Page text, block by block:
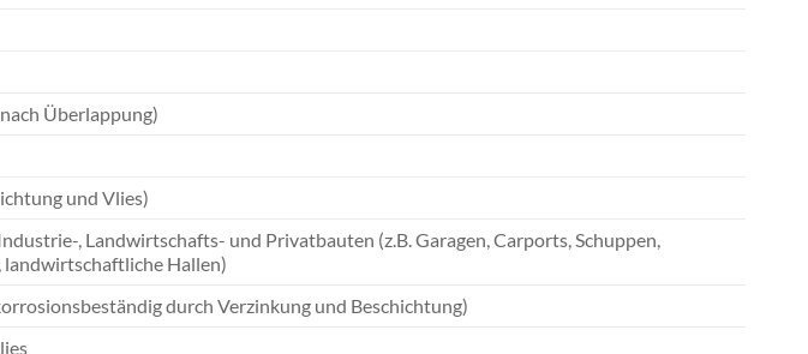
Überlappung)
und Vlies)
, Landwirtschafts- und Privatbauten (z.B. Garagen, Carports, Schuppen,
landwirtschaftliche Hallen)
durch Verzinkung und Beschichtung)